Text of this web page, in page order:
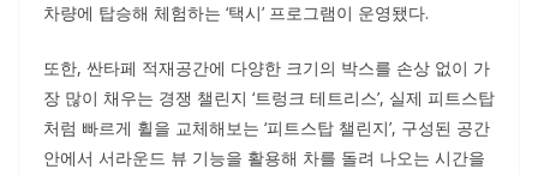
차량에 탑승해 체험하는 ‘택시’ 프로그램이 운영됐다.
또한, 싼타페 적재공간에 다양한 크기의 박스를 손상 없이 가
장 많이 채우는 경쟁 챌린지 ‘트렁크 테트리스’, 실제 피트스탑
처럼 빠르게 휠을 교체해보는 ‘피트스탑 챌린지’, 구성된 공간
안에서 서라운드 뷰 기능을 활용해 차를 돌려 나오는 시간을